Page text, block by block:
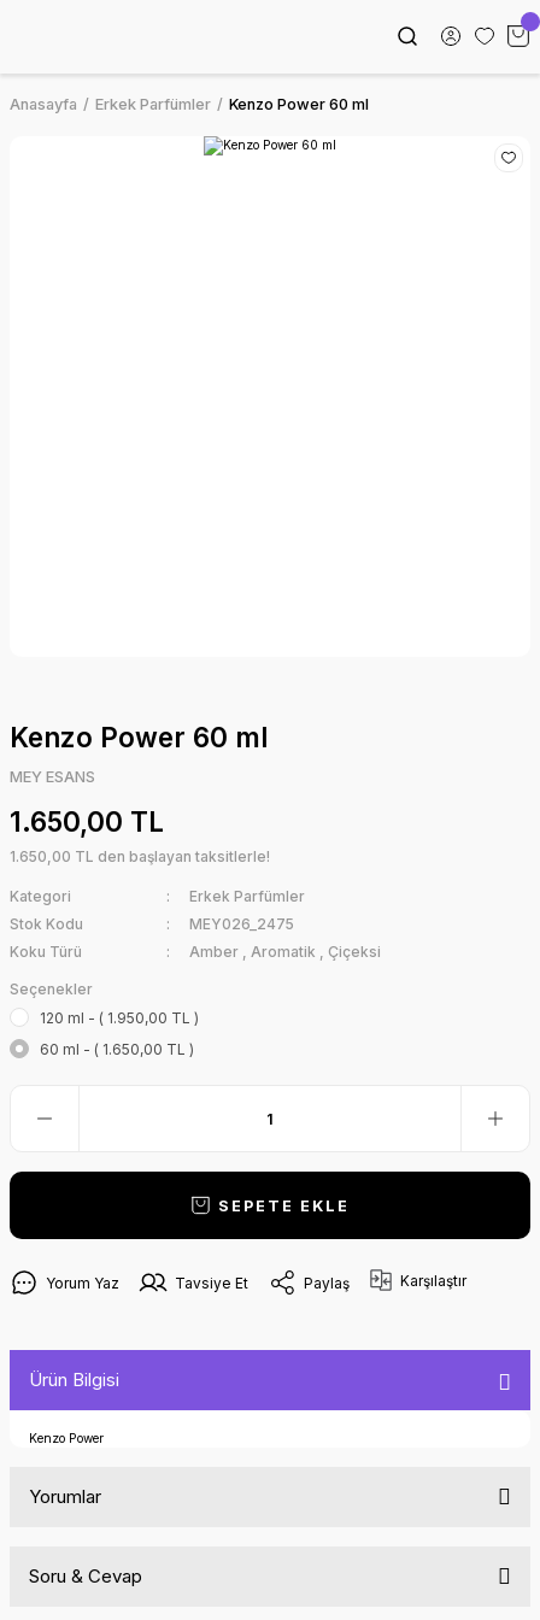
Anasayfa Erkek Parfümler Kenzo Power 60 ml
Kenzo Power 60 ml
MEY ESANS
1.650,00 TL
1.650,00 TL den başlayan taksitlerle!
Kategori
Erkek Parfümler
Stok Kodu
MEY026_2475
Koku Türü
Amber , Aromatik , Çiçeksi
Seçenekler
120 ml - ( 1.950,00 TL )
60 ml - ( 1.650,00 TL )
SEPETE EKLE
Yorum Yaz Tavsiye Et Paylaş Karşılaştır
Ürün Bilgisi
Kenzo Power
Yorumlar
Soru & Cevap